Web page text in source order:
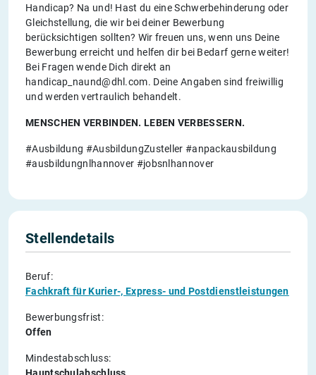
Handicap? Na und! Hast du eine Schwerbehinderung oder
Gleichstellung, die wir bei deiner Bewerbung
berücksichtigen sollten? Wir freuen uns, wenn uns Deine
Bewerbung erreicht und helfen dir bei Bedarf gerne weiter!
Bei Fragen wende Dich direkt an
handicap_naund@dhl.com. Deine Angaben sind freiwillig
und werden vertraulich behandelt.
MENSCHEN VERBINDEN. LEBEN VERBESSERN.
#Ausbildung #AusbildungZusteller #anpackausbildung
#ausbildungnlhannover #jobsnlhannover
Stellendetails
Beruf:
Fachkraft für Kurier-, Express- und Postdienstleistungen
Bewerbungsfrist:
Offen
Mindestabschluss: